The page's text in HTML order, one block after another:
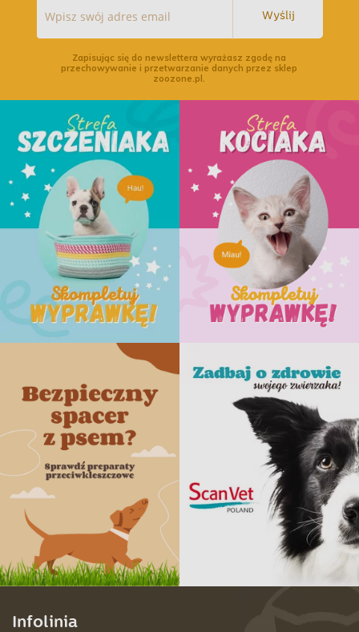
Wyślij
Zapisując się do newslettera wyrażasz zgodę na
przechowywanie i przetwarzanie danych przez sklep
zoozone.pl.
Infolinia